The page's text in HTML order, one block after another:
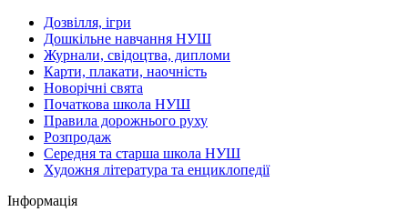
Дозвілля, ігри
Дошкільне навчання НУШ
Журнали, свідоцтва, дипломи
Карти, плакати, наочність
Новорічні свята
Початкова школа НУШ
Правила дорожнього руху
Розпродаж
Середня та старша школа НУШ
Художня література та енциклопедії
Інформація